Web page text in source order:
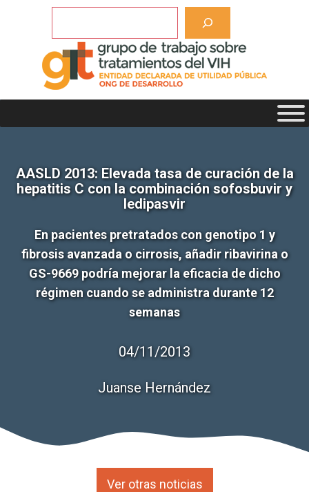
AASLD 2013: Elevada tasa de curación de la
hepatitis C con la combinación sofosbuvir y
ledipasvir
En pacientes pretratados con genotipo 1 y
fibrosis avanzada o cirrosis, añadir ribavirina o
GS-9669 podría mejorar la eficacia de dicho
régimen cuando se administra durante 12
semanas
04/11/2013
Juanse Hernández
Ver otras noticias